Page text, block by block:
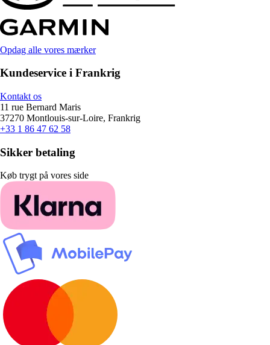
Opdag alle vores mærker
Kundeservice i Frankrig
Kontakt os
11 rue Bernard Maris
37270 Montlouis-sur-Loire, Frankrig
+33 1 86 47 62 58
Sikker betaling
Køb trygt på vores side